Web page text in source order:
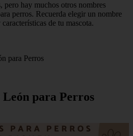
pero hay muchos otros nombres
perros. Recuerda elegir un nombre
de tu mascota.
para Perros
León para Perros